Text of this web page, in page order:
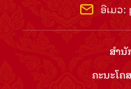
ອີເມວ:
ສຳ​
ຄະນະໂ